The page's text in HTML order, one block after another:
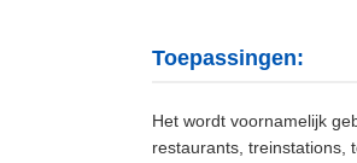
Toepassingen:
Het wordt voornamelijk
restaurants, treinstations,